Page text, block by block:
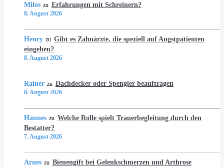
Milos zu Erfahrungen mit Schreinern?
8. August 2026
Henry zu Gibt es Zahnärzte, die speziell auf Angstpatienten
eingehen?
8. August 2026
Rainer zu Dachdecker oder Spengler beauftragen
8. August 2026
Hannes zu Welche Rolle spielt Trauerbegleitung durch den
Bestatter?
7. August 2026
Arnes zu Bienengift bei Gelenkschmerzen und Arthrose